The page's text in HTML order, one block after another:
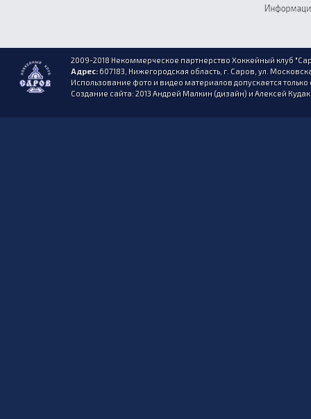
2009-2018 Некоммерческое партнерство Хоккейный клуб
Адрес:607183, Нижегородская область, г. Саров, ул.
Использование фото и видео материалов допускается
Создание сайта: 2013 Андрей Малкин (дизайн) и Алексей